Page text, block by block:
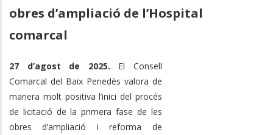
obres d’ampliació de l’Hospital
comarcal
27 d’agost de 2025. El Consell
Comarcal del Baix Penedès valora de
manera molt positiva l’inici del procés
de licitació de la primera fase de les
obres d’ampliació i reforma de